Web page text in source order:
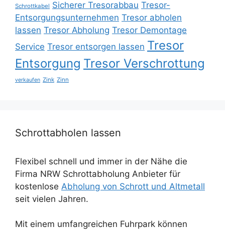
Schrottkabel Sicherer Tresorabbau Tresor-
Entsorgungsunternehmen Tresor abholen
lassen Tresor Abholung Tresor Demontage
Service Tresor entsorgen lassen Tresor
Entsorgung Tresor Verschrottung
verkaufen Zink Zinn
Schrottabholen lassen
Flexibel schnell und immer in der Nähe die
Firma NRW Schrottabholung Anbieter für
kostenlose Abholung von Schrott und Altmetall
seit vielen Jahren.
Mit einem umfangreichen Fuhrpark können